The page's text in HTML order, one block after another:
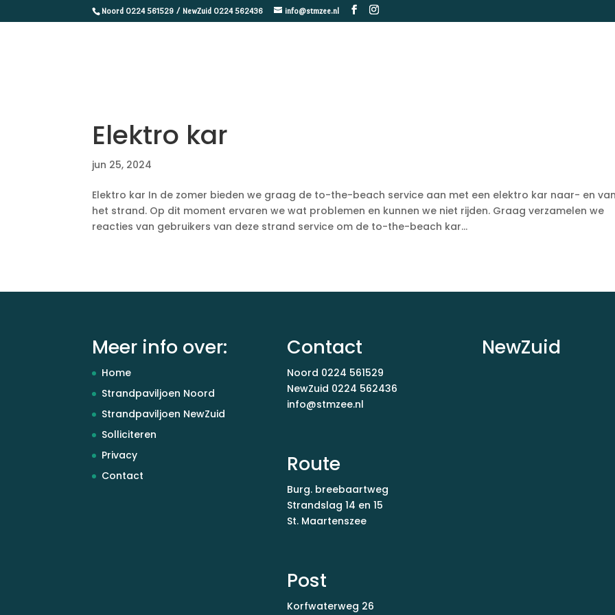
Noord 0224 561529 / NewZuid 0224 562436 info@stmzee.nl
Elektro kar
jun 25, 2024
Elektro kar In de zomer bieden we graag de to-the-beach service aan met een elektro kar naar- en van
het strand. Op dit moment ervaren we wat problemen en kunnen we niet rijden. Graag verzamelen we
reacties van gebruikers van deze strand service om de to-the-beach kar...
Meer info over:
Home
Strandpaviljoen Noord
Strandpaviljoen NewZuid
Solliciteren
Privacy
Contact
Contact
Noord 0224 561529
NewZuid 0224 562436
info@stmzee.nl
Route
Burg. breebaartweg
Strandslag 14 en 15
St. Maartenszee
Post
Korfwaterweg 26
NewZuid